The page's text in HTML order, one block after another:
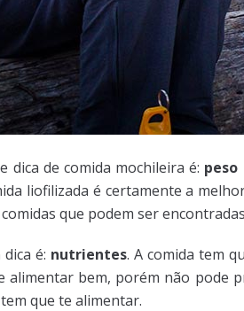
dica de comida mochileira é: peso
liofilizada é certamente a
que podem ser
é: nutrientes. A comida tem
alimentar bem, porém não pode
que te alimentar.